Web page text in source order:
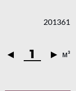
201361
м³